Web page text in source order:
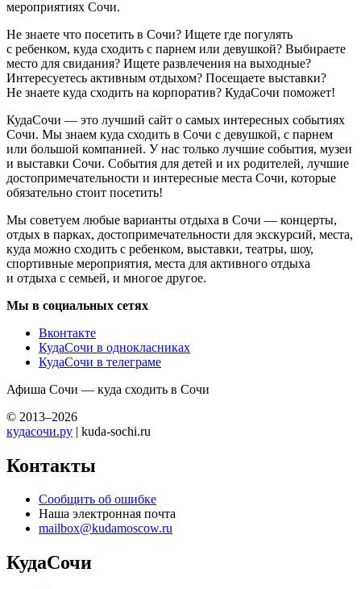
мероприятиях Сочи.
Не знаете что посетить в Сочи? Ищете где погулять
с ребенком, куда сходить с парнем или девушкой? Выбираете
место для свидания? Ищете развлечения на выходные?
Интересуетесь активным отдыхом? Посещаете выставки?
Не знаете куда сходить на корпоратив? КудаСочи поможет!
КудаСочи — это лучший сайт о самых интересных событиях
Сочи. Мы знаем куда сходить в Сочи с девушкой, с парнем
или большой компанией. У нас только лучшие события, музеи
и выставки Сочи. События для детей и их родителей, лучшие
достопримечательности и интересные места Сочи, которые
обязательно стоит посетить!
Мы советуем любые варианты отдыха в Сочи — концерты,
отдых в парках, достопримечательности для экскурсий, места,
куда можно сходить с ребенком, выставки, театры, шоу,
спортивные мероприятия, места для активного отдыха
и отдыха с семьей, и многое другое.
Мы в социальных сетях
Вконтакте
КудаСочи в однокласниках
КудаСочи в телеграме
Афиша Сочи — куда сходить в Сочи
© 2013–2026
кудасочи.ру | kuda-sochi.ru
Контакты
Сообщить об ошибке
Наша электронная почта
mailbox@kudamoscow.ru
КудаСочи